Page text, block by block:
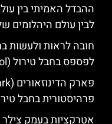
ההבדל האמיתי בין
לבין עולם היהלומים
חובה לראות ולעשות
לפספס בחבל טירול (Tyrol)
פרהיסטורית בחבל